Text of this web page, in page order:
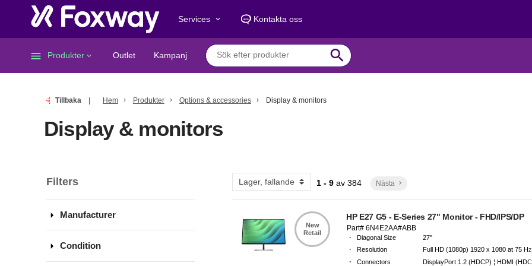
Services keyboard_arrow_down Kontakta oss
menu Produkter keyboard_arrow_down Outlet Kampanj search
Tillbaka Hem Produkter Options & accessories Display & monitors
Display & monitors
Filters 1 - 9 av384 Nästa keyboard_arrow_right
New
Retail
HP E27 G5 - E-Series 27" Monitor - FHD/IPS/DP
Part# 6N4E2AA#ABB
· Diagonal Size 27"
· Resolution Full HD (1080p) 1920 x 1080 at 75 Hz
· Connectors DisplayPort 1.2 (HDCP) ¦ HDMI
arrow_drop_down Manufacturer
arrow_drop_down Condition